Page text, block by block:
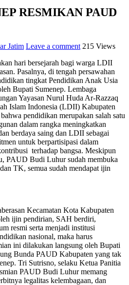
RESMIKAN PAUD
Jatim Leave a comment 215 Views
hari bersejarah bagi warga LDII
Pasalnya, di tengah persawahan
tingkat Pendidikan Anak Usia
Bupati Sumenep. Lembaga
Yayasan Nurul Huda Ar-Razzaq
Islam Indonesia (LDII) Kabupaten
pendidikan merupakan salah satu
dalam rangka meningkatkan
berdaya saing dan LDII sebagai
untuk berpartisipasi dalam
terhadap bangsa. Meskipun
PAUD Budi Luhur sudah membuka
TK, semua sudah mendapat ijin
Kecamatan Kota Kabupaten
ijin pendirian, SAH berdiri,
resmi serta menjadi institusi
nasional, maka harus
ini dilakukan langsung oleh Bupati
Bunda PAUD Kabupaten yang tak
Tri Sutrisno, selaku Ketua Panitia
PAUD Budi Luhur memang
legalitas kelembagaan, dan